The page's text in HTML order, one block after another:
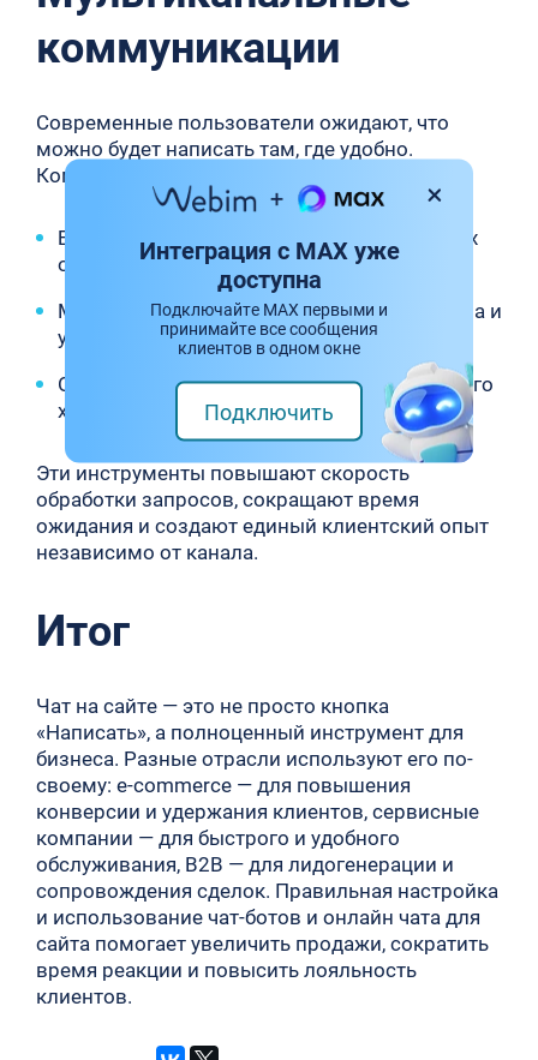
коммуникации
Современные пользователи ожидают, что
можно будет написать там, где удобно.
Компании используют чат по всем фронтам:
Бот для социальных сетей для мгновенных
ответов и автоматических рекомендаций.
Мобильный чат в приложении для удобства и
уведомлений.
On-premise мессенджер для корпоративного
хранения данных и безопасного общения.
Эти инструменты повышают скорость
обработки запросов, сокращают время
ожидания и создают единый клиентский опыт
независимо от канала.
Итог
Чат на сайте — это не просто кнопка
«Написать», а полноценный инструмент для
бизнеса. Разные отрасли используют его по-
своему: e-commerce — для повышения
конверсии и удержания клиентов, сервисные
компании — для быстрого и удобного
обслуживания, B2B — для лидогенерации и
сопровождения сделок. Правильная настройка
и использование чат-ботов и онлайн чата для
сайта помогает увеличить продажи, сократить
время реакции и повысить лояльность
клиентов.
Интеграция с MAX уже
доступна
Подключайте MAX первыми и
принимайте все сообщения
клиентов в одном окне
Подключить